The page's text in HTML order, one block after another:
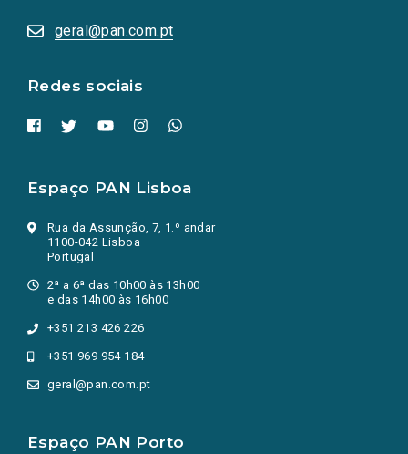
geral@pan.com.pt
Redes sociais
numa
nova
Espaço PAN Lisboa
Rua da Assunção, 7, 1.º andar
1100-042 Lisboa
Portugal
2ª a 6ª das 10h00 às 13h00
e das 14h00 às 16h00
+351 213 426 226
+351 969 954 184
geral@pan.com.pt
Espaço PAN Porto